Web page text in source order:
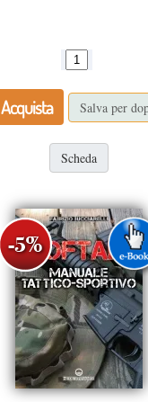
Acquista Salva per
Scheda